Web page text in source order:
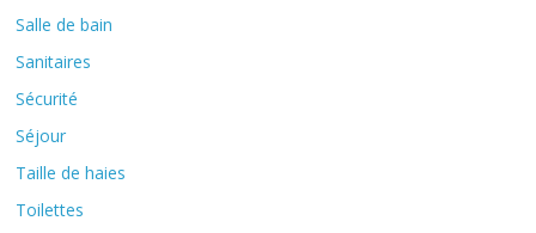
Salle de bain
Sanitaires
Sécurité
Séjour
Taille de haies
Toilettes